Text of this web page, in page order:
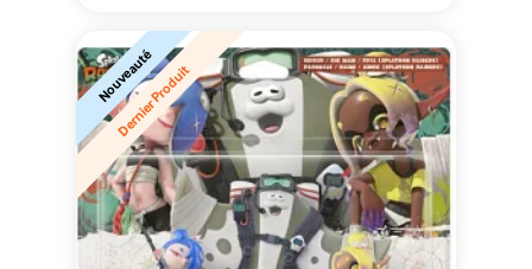
Nouveauté
Dernier Produit